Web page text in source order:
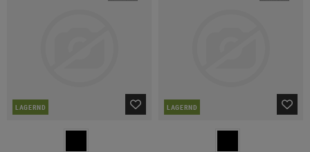
LAGERND LAGERND